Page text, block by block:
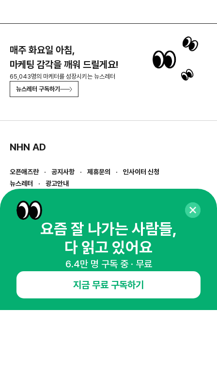
매주 화요일 아침,
마케팅 감각을 깨워 드릴게요!
65,043명의 마케터를 성장시키는 뉴스레터
뉴스레터 구독하기
NHN AD
오픈애즈란 공지사항 제휴문의
인사이터 신청
뉴스레터
광고안내
경기도 성남시 분당구 대왕판교로645번길 16
사업자등록번호 : 144-81-27690(
통신판매업신고번호 : 2014-경기성남-1023
호스팅서비스사업자 : 오픈애즈
1800-2198
openads@openads.co.kr
이용약관
instagramthreadkakaotalk
요즘 잘 나가는 사람들,
다 읽고 있어요
6.4만 명 구독 중 · 무료
지금 무료 구독하기